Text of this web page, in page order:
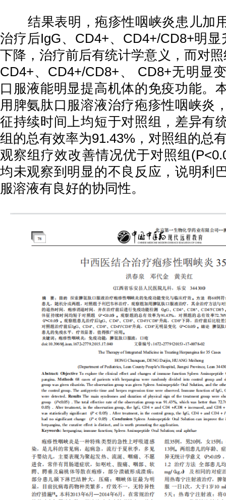
结果表明，疱疹性咽峡炎患儿加
治疗后IgG、CD4+、CD4+/CD8+明
下降，治疗前后有统计学意义，而对
CD4+、CD4+/CD8+、 CD8+无明显
口服液能明显提高机体的免疫功能。
用脾氨肽口服溶液治疗疱疹性咽峡炎
征持续时间上均短于对照组，差异有
组的总有效率为91.43%，对照组的总
观察组疗效改善情况优于对照组
均未观察到明显的不良反应，说明利
服溶液有良好的协同性。